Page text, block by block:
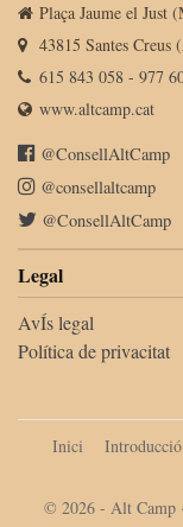
Plaça Jaume el Just
43815 Santes Creus
615 843 058 - 977
www.altcamp.cat
@ConsellAltCamp
@consellaltcamp
@ConsellAltCamp
Legal
AvÍs legal
Política de privacitat
Inici Introducció
© 2026 - Alt Camp